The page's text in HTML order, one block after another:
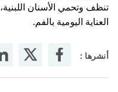
تنظف وتحمي الأسنان
العناية اليومية بالفم.
أنشرها :